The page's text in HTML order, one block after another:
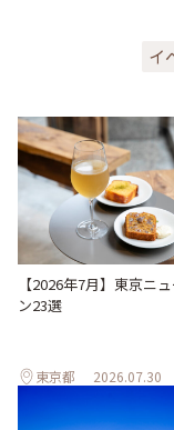
イ
【2026年7月】東京ニ
ン23選
東京都 2026.07.30